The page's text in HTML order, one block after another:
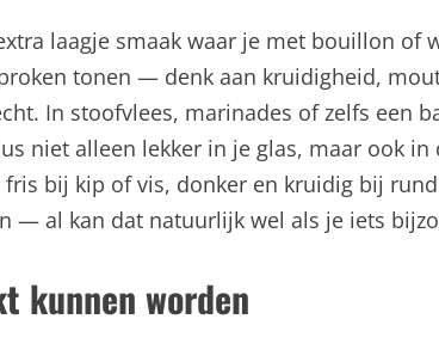
laagje smaak waar je met bouillon of
tonen — denk aan kruidigheid,
In stoofvlees, marinades of zelfs een
niet alleen lekker in je glas, maar ook in
bij kip of vis, donker en kruidig bij
— al kan dat natuurlijk wel als je iets
kunnen worden